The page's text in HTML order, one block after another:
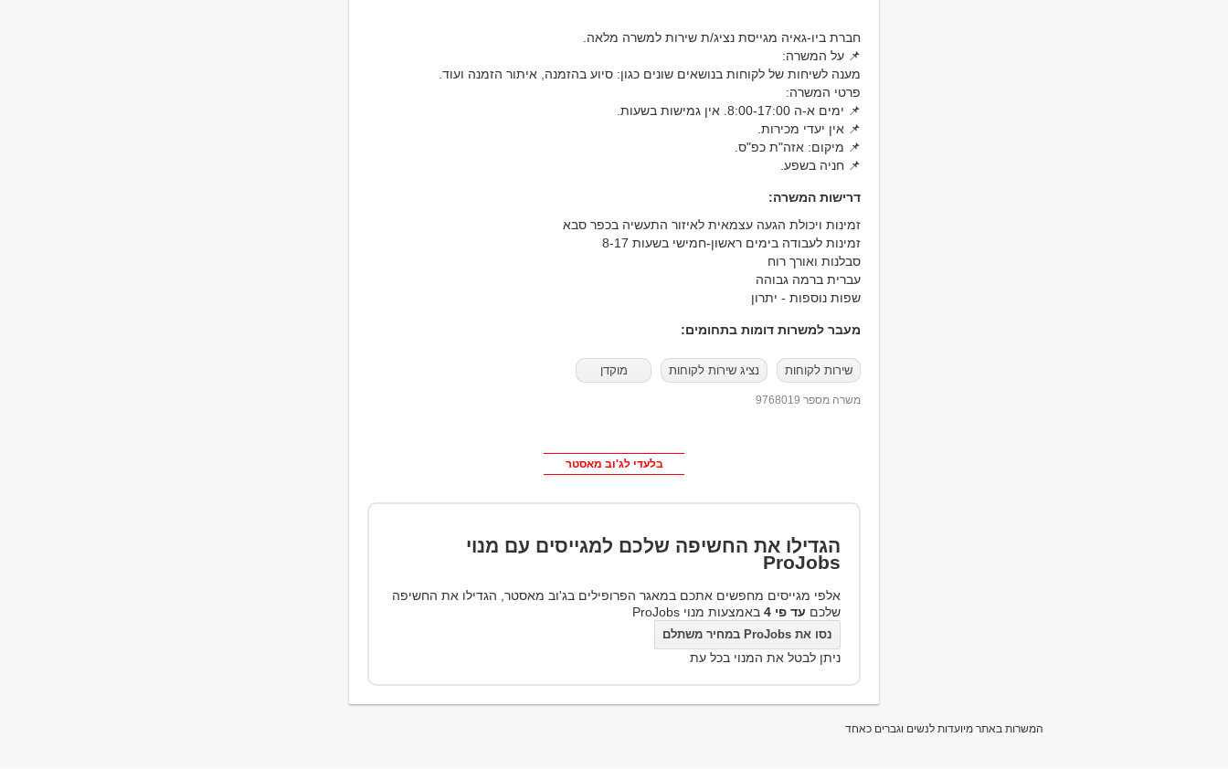
חברת ביו-גאיה מגייסת נציג/ת שירות למשרה מלאה.
📌 על המשרה:
מענה לשיחות של לקוחות בנושאים שונים כגון: סיוע בהזמנה, איתור הזמנה ועוד.
פרטי המשרה:
📌 ימים א-ה 8:00-17:00. אין גמישות בשעות.
📌 אין יעדי מכירות.
📌 מיקום: אזה"ת כפ"ס.
📌 חניה בשפע.
דרישות המשרה:
זמינות ויכולת הגעה עצמאית לאיזור התעשיה בכפר סבא
זמינות לעבודה בימים ראשון-חמישי בשעות 8-17
סבלנות ואורך רוח
עברית ברמה גבוהה
שפות נוספות - יתרון
מעבר למשרות דומות בתחומים:
שירות לקוחות נציג שירות לקוחות מוקדן
משרה מספר 9768019
בלעדי לג'וב מאסטר
הגדילו את החשיפה שלכם למגייסים עם מנוי
ProJobs
אלפי מגייסים מחפשים אתכם במאגר הפרופילים בג'וב מאסטר, הגדילו את החשיפה
שלכם עד פי 4 באמצעות מנוי ProJobs
נסו את ProJobs במחיר משתלם
ניתן לבטל את המנוי בכל עת
המשרות באתר מיועדות לנשים וגברים כאחד